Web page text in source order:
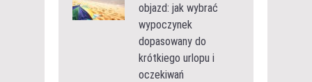
objazd: jak wybrać
wypoczynek
dopasowany do
krótkiego urlopu i
oczekiwań